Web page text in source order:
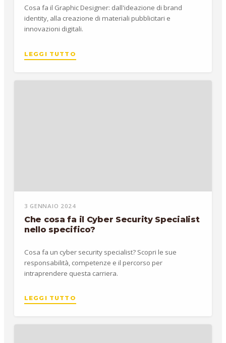
Cosa fa il Graphic Designer: dall'ideazione di brand
identity, alla creazione di materiali pubblicitari e
innovazioni digitali.
LEGGI TUTTO
3 GENNAIO 2024
Che cosa fa il Cyber Security Specialist
nello specifico?
Cosa fa un cyber security specialist? Scopri le sue
responsabilità, competenze e il percorso per
intraprendere questa carriera.
LEGGI TUTTO